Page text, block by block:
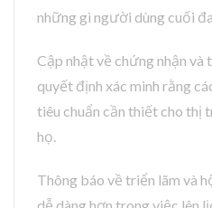
những gì người dùng cuối
Cập nhật về chứng nhận và
quyết định xác minh rằng
tiêu chuẩn cần thiết cho thị
họ.
Thông báo về triển lãm và
dễ dàng hơn trong việc lên